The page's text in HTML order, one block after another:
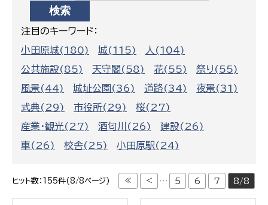
注目のキーワード：
小田原城(180)
城(115)
人(104)
公共施設(85)
天守閣(58) 花(55)
祭り(55)
風景(44)
城址公園(36) 道路(34)
夜景(31)
式典(29)
市役所(29)
桜(27)
産業・観光(27)
酒匂川(26)
建設(26)
車(26)
校舎(25) 小田原駅(24)
ヒット数：155件(8/8ページ) ≪ < … 5 6 7 8/8